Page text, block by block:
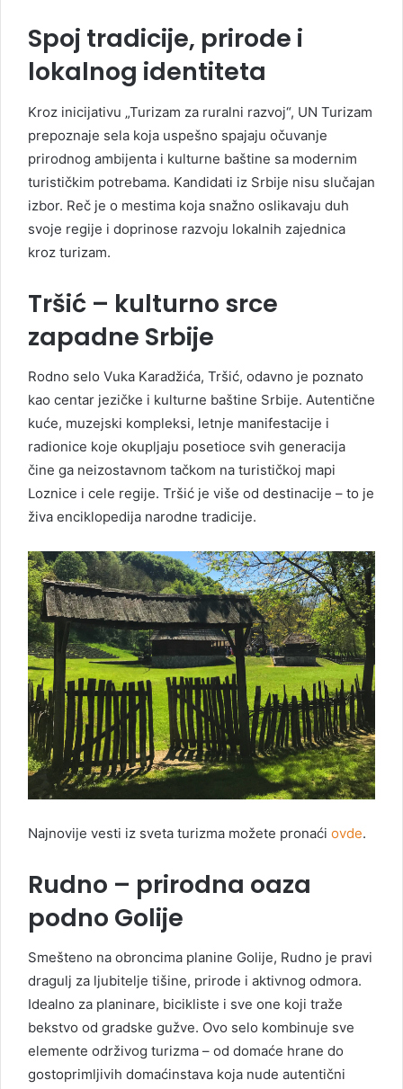
Spoj tradicije, prirode i
lokalnog identiteta
Kroz inicijativu „Turizam za ruralni razvoj“, UN Turizam
prepoznaje sela koja uspešno spajaju očuvanje
prirodnog ambijenta i kulturne baštine sa modernim
turističkim potrebama. Kandidati iz Srbije nisu slučajan
izbor. Reč je o mestima koja snažno oslikavaju duh
svoje regije i doprinose razvoju lokalnih zajednica
kroz turizam.
Tršić – kulturno srce
zapadne Srbije
Rodno selo Vuka Karadžića, Tršić, odavno je poznato
kao centar jezičke i kulturne baštine Srbije. Autentične
kuće, muzejski kompleksi, letnje manifestacije i
radionice koje okupljaju posetioce svih generacija
čine ga neizostavnom tačkom na turističkoj mapi
Loznice i cele regije. Tršić je više od destinacije – to je
živa enciklopedija narodne tradicije.
Najnovije vesti iz sveta turizma možete pronaći ovde.
Rudno – prirodna oaza
podno Golije
Smešteno na obroncima planine Golije, Rudno je pravi
dragulj za ljubitelje tišine, prirode i aktivnog odmora.
Idealno za planinare, bicikliste i sve one koji traže
bekstvo od gradske gužve. Ovo selo kombinuje sve
elemente održivog turizma – od domaće hrane do
gostoprimljivih domaćinstava koja nude autentični